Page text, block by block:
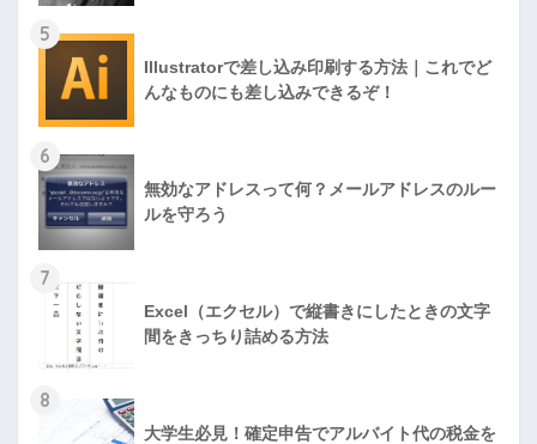
5
Illustratorで差し込み印刷する方法｜これでど
んなものにも差し込みできるぞ！
6
無効なアドレスって何？メールアドレスのルー
ルを守ろう
7
Excel（エクセル）で縦書きにしたときの文字
間をきっちり詰める方法
8
大学生必見！確定申告でアルバイト代の税金を